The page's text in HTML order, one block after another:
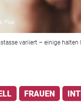
Plus
variiert – einige halten
FRAUEN